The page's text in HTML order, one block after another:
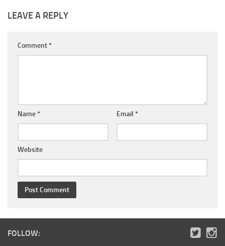
LEAVE A REPLY
Comment *
Name * Email *
Website
FOLLOW: